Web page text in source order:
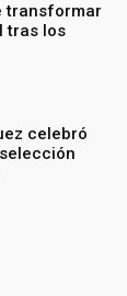
transformar
tras los
celebró